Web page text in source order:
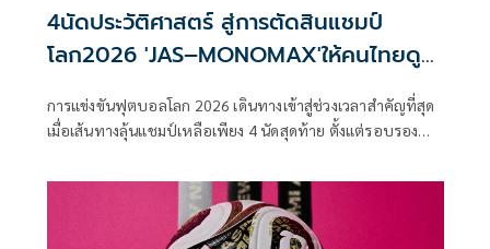
4นัดประวัติศาสตร์ สู่การตัดสินแชมป์
โลก2026 'JAS–MONOMAX'ให้คนไทยดู
การแข่งขันฟุตบอลโลก 2026 เดินทางเข้าสู่ช่วงเวลาสำคัญที่สุด
เมื่อเส้นทางลุ้นแชมป์เหลือเพียง 4 นัดสุดท้าย ตั้งแต่รอบรอง
ใดจะก้าวขึ้นครองบัลลังก์ลูกหนังโลก บริษัท จัสมิน อินเตอร์
เนชั่นแนล จำกัด (มหาชน) หรือ JAS ผู้ถือลิขสิทธิ์การถ่ายทอด
สดการแข่งขันฟุตบอลโลก 2026 (FIFA World Cup 2026™)